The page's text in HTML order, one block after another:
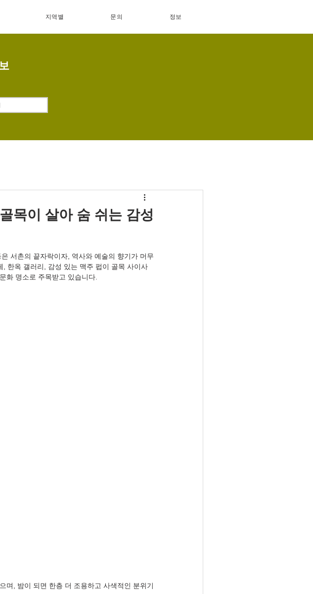
지역별 문의 정보
목이 살아 숨 쉬는 감성
서촌의 끝자락이자, 역사와 예술의 향기가 머무
한옥 갤러리, 감성 있는 맥주 펍이 골목 사이사
화 명소로 주목받고 있습니다.
며, 밤이 되면 한층 더 조용하고 사색적인 분위기